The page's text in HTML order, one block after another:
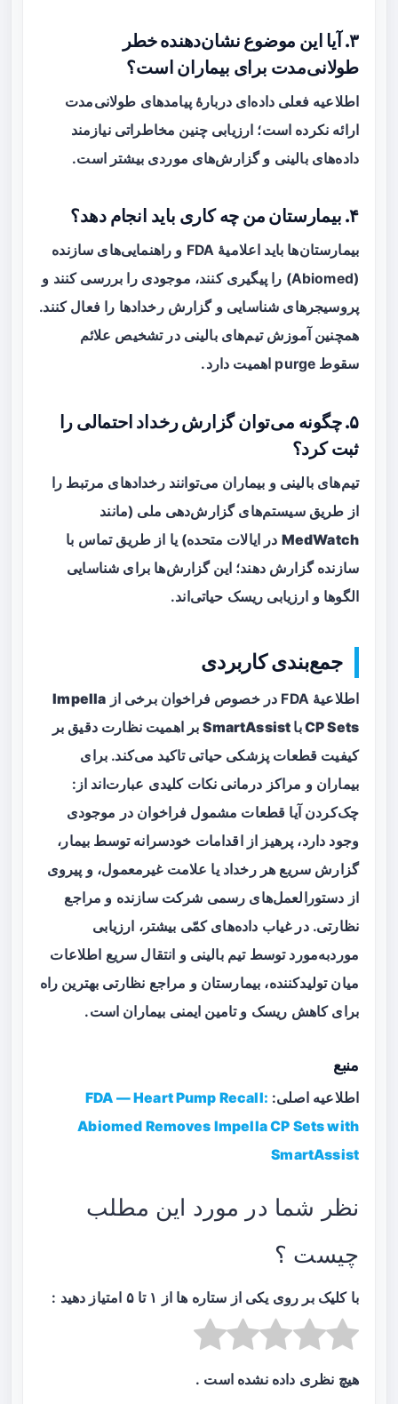
۳. آیا این موضوع نشان‌دهنده خطر
طولانی‌مدت برای بیماران است؟
اطلاعیه فعلی داده‌ای دربارهٔ پیامدهای طولانی‌مدت
ارائه نکرده است؛ ارزیابی چنین مخاطراتی نیازمند
داده‌های بالینی و گزارش‌های موردی بیشتر است.
۴. بیمارستان من چه کاری باید انجام دهد؟
بیمارستان‌ها باید اعلامیهٔ FDA و راهنمایی‌های سازنده
(Abiomed) را پیگیری کنند، موجودی را بررسی کنند و
پروسیجرهای شناسایی و گزارش رخدادها را فعال کنند.
همچنین آموزش تیم‌های بالینی در تشخیص علائم
سقوط purge اهمیت دارد.
۵. چگونه می‌توان گزارش رخداد احتمالی را
ثبت کرد؟
تیم‌های بالینی و بیماران می‌توانند رخدادهای مرتبط را
از طریق سیستم‌های گزارش‌دهی ملی (مانند
MedWatch در ایالات متحده) یا از طریق تماس با
سازنده گزارش دهند؛ این گزارش‌ها برای شناسایی
الگوها و ارزیابی ریسک حیاتی‌اند.
جمع‌بندی کاربردی
اطلاعیهٔ FDA در خصوص فراخوان برخی از
Impella
CP Sets با SmartAssist
بر اهمیت نظارت دقیق بر
کیفیت قطعات پزشکی حیاتی تاکید می‌کند. برای
بیماران و مراکز درمانی نکات کلیدی عبارت‌اند از:
چک‌کردن آیا قطعات مشمول فراخوان در موجودی
وجود دارد، پرهیز از اقدامات خودسرانه توسط بیمار،
گزارش سریع هر رخداد یا علامت غیرمعمول، و پیروی
از دستورالعمل‌های رسمی شرکت سازنده و مراجع
نظارتی. در غیاب داده‌های کمّی بیشتر، ارزیابی
موردبه‌مورد توسط تیم بالینی و انتقال سریع اطلاعات
میان تولیدکننده، بیمارستان و مراجع نظارتی بهترین راه
برای کاهش ریسک و تامین ایمنی بیماران است.
منبع
اطلاعیه اصلی: FDA — Heart Pump Recall:
Abiomed Removes Impella CP Sets with
SmartAssist
نظر شما در مورد این مطلب
چیست ؟
با کلیک بر روی یکی از ستاره ها از ۱ تا ۵ امتیاز دهید :
هیچ نظری داده نشده است .